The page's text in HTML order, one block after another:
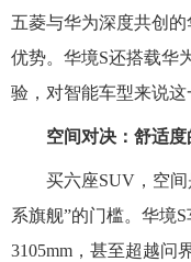
五菱与华为深度共创
优势。华境S还搭载华
验，对智能车型来说这
空间对决：舒适度
买六座SUV，空
系旗舰”的门槛。华境S
3105mm，甚至超越问